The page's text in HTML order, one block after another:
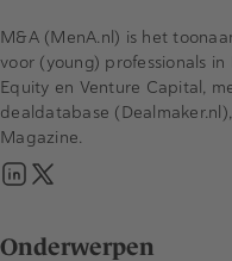
Onderwerpen
M&A (MenA.nl) is het
voor (young) professionals
Equity en Venture Capital,
dealdatabase
Magazine.